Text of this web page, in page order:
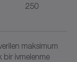
250
maksimum
bir ivmelenme